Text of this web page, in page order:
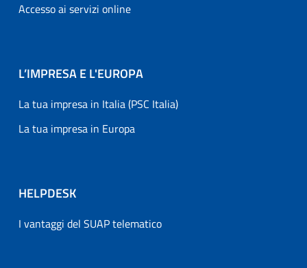
Accesso ai servizi online
L’IMPRESA E L'EUROPA
La tua impresa in Italia (PSC Italia)
La tua impresa in Europa
HELPDESK
I vantaggi del SUAP telematico